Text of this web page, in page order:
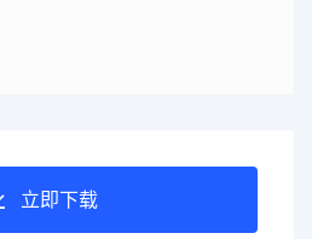
立即下载